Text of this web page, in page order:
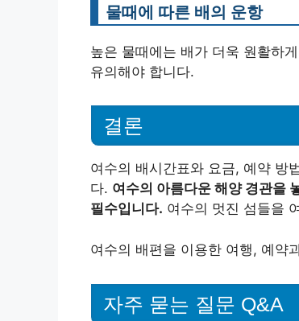
물때에 따른 배의 운항
높은 물때에는 배가 더욱 원활하
유의해야 합니다.
결론
여수의 배시간표와 요금, 예약 방
다. 여수의 아름다운 해양 경관을
필수입니다. 여수의 멋진 섬들을
여수의 배편을 이용한 여행, 예약
자주 묻는 질문 Q&A